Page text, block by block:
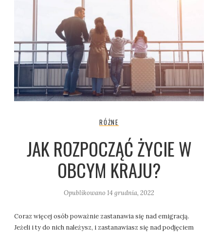
RÓŻNE
JAK ROZPOCZĄĆ ŻYCIE W
OBCYM KRAJU?
Opublikowano 14 grudnia, 2022
Coraz więcej osób poważnie zastanawia się nad emigracją.
Jeżeli i ty do nich należysz, i zastanawiasz się nad podjęciem